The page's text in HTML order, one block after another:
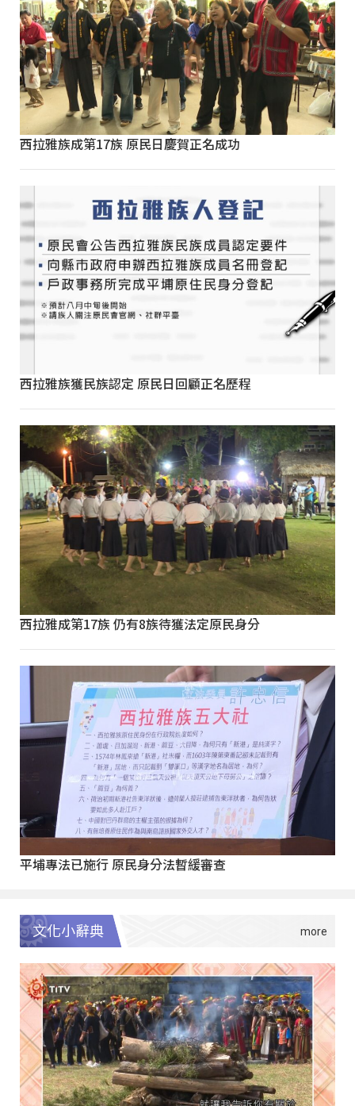
西拉雅族成第17族 原民日慶賀正名成功
西拉雅族獲民族認定 原民日回顧正名歷程
西拉雅成第17族 仍有8族待獲法定原民身分
平埔專法已施行 原民身分法暫緩審查
文化小辭典